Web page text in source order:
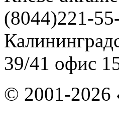
(8044)221-
39/41 офис
© 2001-2026